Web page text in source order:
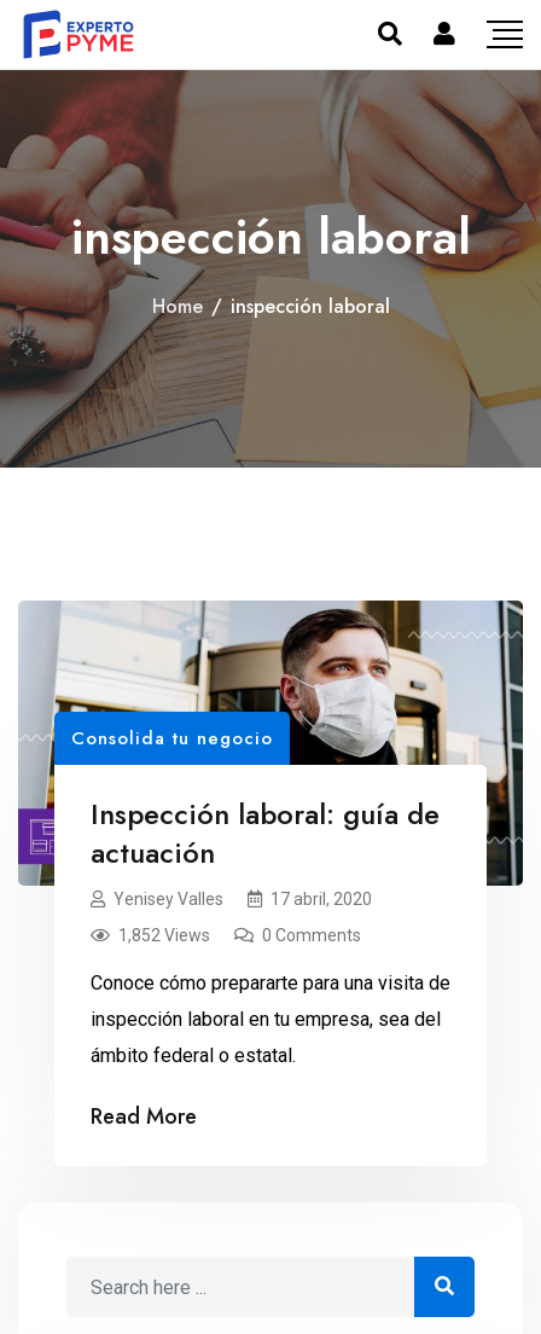
inspección laboral
Home / inspección laboral
Consolida tu negocio
Inspección laboral: guía de
actuación
Yenisey Valles
17 abril, 2020
1,852 Views
0 Comments
Conoce cómo prepararte para una visita de
inspección laboral en tu empresa, sea del
ámbito federal o estatal.
Read More